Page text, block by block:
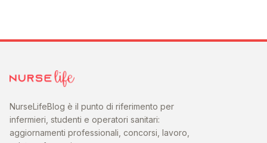
NurseLifeBlog è il punto di riferimento per
infermieri, studenti e operatori sanitari:
aggiornamenti professionali, concorsi, lavoro,